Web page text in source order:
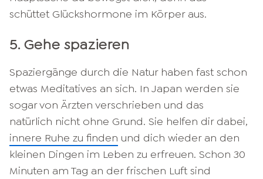
schüttet Glückshormone im Körper aus.
5. Gehe spazieren
Spaziergänge durch die Natur haben fast schon
etwas Meditatives an sich. In Japan werden sie
sogar von Ärzten verschrieben und das
natürlich nicht ohne Grund. Sie helfen dir dabei,
innere Ruhe zu finden und dich wieder an den
kleinen Dingen im Leben zu erfreuen. Schon 30
Minuten am Tag an der frischen Luft sind